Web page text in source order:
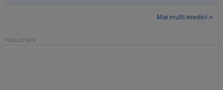
Mai multi medici >